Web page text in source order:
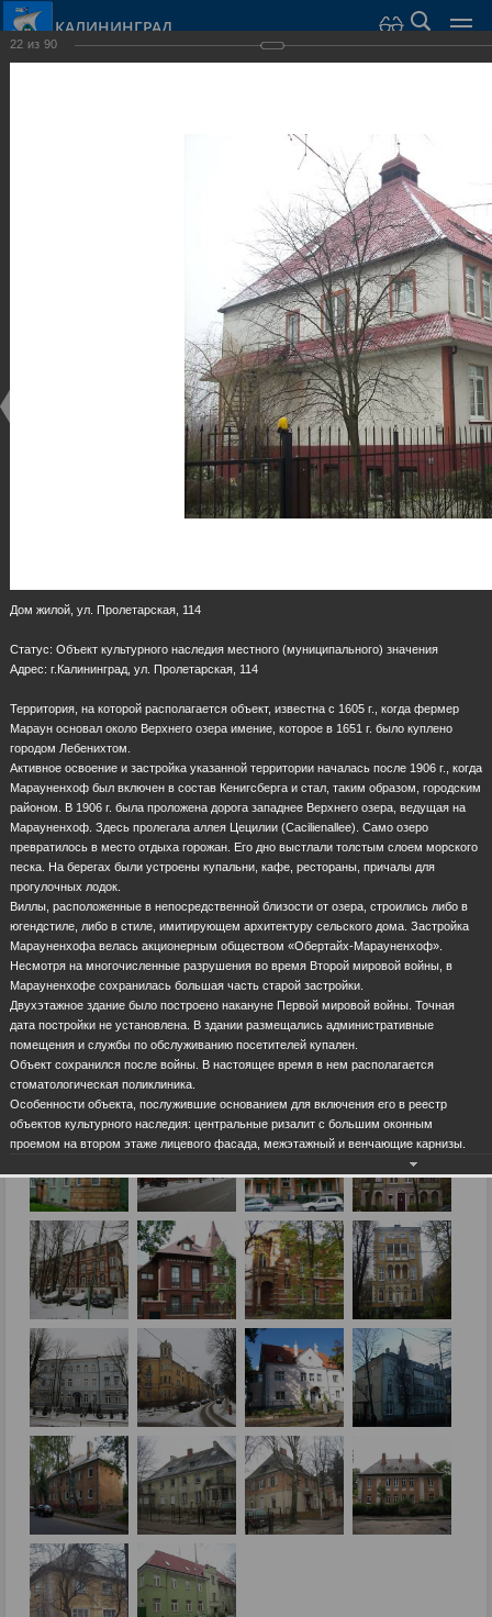
КАЛИНИНГРАД
22 из 90
Дом жилой, ул. Пролетарская, 114
Статус: Объект культурного наследия местного (муниципального) значения
Адрес: г.Калининград, ул. Пролетарская, 114
Территория, на которой располагается объект, известна с 1605 г., когда фермер
Мараун основал около Верхнего озера имение, которое в 1651 г. было куплено
городом Лебенихтом.
Активное освоение и застройка указанной территории началась после 1906 г., когда
Марауненхоф был включен в состав Кенигсберга и стал, таким образом, городским
районом. В 1906 г. была проложена дорога западнее Верхнего озера, ведущая на
Марауненхоф. Здесь пролегала аллея Цецилии (Cacilienallee). Само озеро
превратилось в место отдыха горожан. Его дно выстлали толстым слоем морского
песка. На берегах были устроены купальни, кафе, рестораны, причалы для
прогулочных лодок.
Виллы, расположенные в непосредственной близости от озера, строились либо в
югендстиле, либо в стиле, имитирующем архитектуру сельского дома. Застройка
Марауненхофа велась акционерным обществом «Обертайх-Марауненхоф».
Несмотря на многочисленные разрушения во время Второй мировой войны, в
Марауненхофе сохранилась большая часть старой застройки.
Двухэтажное здание было построено накануне Первой мировой войны. Точная
дата постройки не установлена. В здании размещались административные
помещения и службы по обслуживанию посетителей купален.
Объект сохранился после войны. В настоящее время в нем располагается
стоматологическая поликлиника.
Особенности объекта, послужившие основанием для включения его в реестр
объектов культурного наследия: центральные ризалит с большим оконным
проемом на втором этаже лицевого фасада, межэтажный и венчающие карнизы.